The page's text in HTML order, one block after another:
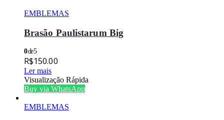
EMBLEMAS
Brasão Paulistarum Big
0de 5
R$150.00
Ler mais
Visualização Rápida
Buy via WhatsApp
EMBLEMAS